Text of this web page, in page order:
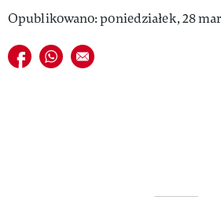
Opublikowano: poniedziałek, 28
Udostępnij na facebook
Udostępnij na whatsapp
E-mail do przyjaciela